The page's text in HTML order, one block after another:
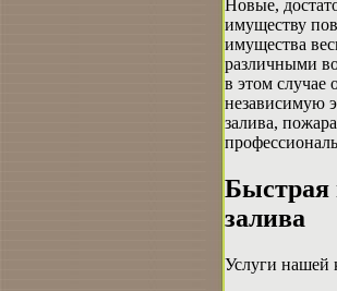
Новые,
имуществу
имущества
различными
в этом случае
независимую
залива,
Быстрая
залива
Услуги нашей